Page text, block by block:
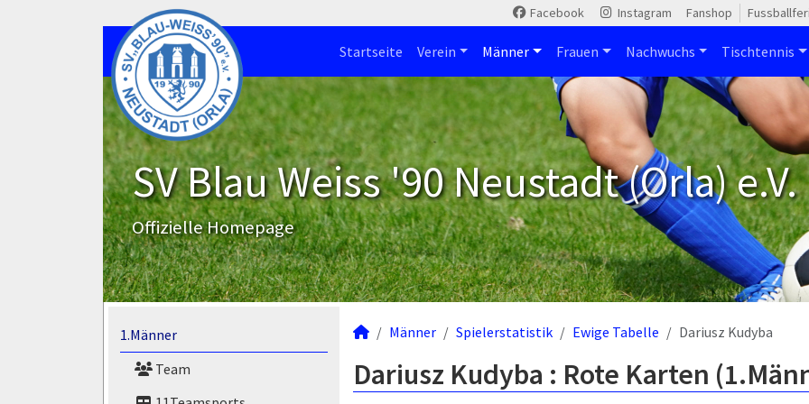
Facebook Instagram Fanshop
Startseite Verein Männer Frauen Nachwuchs Tischtennis
SV Blau Weiss '90 Neustadt (Orla) e.V.
Offizielle Homepage
1.Männer
Team
Männer Spielerstatistik Ewige Tabelle Dariusz Kudyba
Dariusz Kudyba : Rote Karten